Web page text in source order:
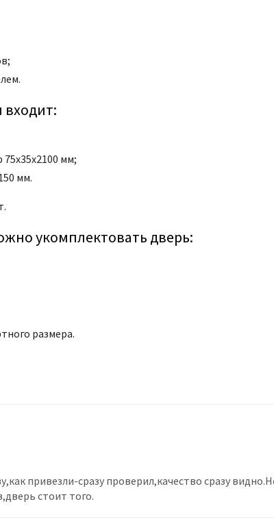
входит:
мм;
мм.
укомплектовать дверь:
размера.
привезли-сразу проверил,качество сразу
стоит того.